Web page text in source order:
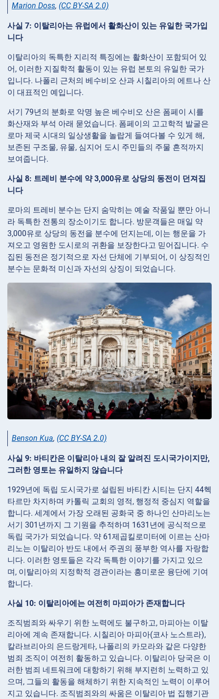
Marion Doss, (CC BY-SA 2.0)
사실 7: 이탈리아는 유럽에서 활화산이 있는 유일한 국가입
니다
이탈리아의 독특한 지리적 특징에는 활화산이 포함되어 있
어, 이러한 지질학적 활동이 있는 유럽 본토의 유일한 국가
입니다. 나폴리 근처의 베수비오 산과 시칠리아의 에트나 산
이 대표적인 예입니다.
서기 79년의 분화로 악명 높은 베수비오 산은 폼페이 시를
화산재와 부석 아래 묻었습니다. 폼페이의 고고학적 발굴은
로마 제국 시대의 일상생활을 놀랍게 들여다볼 수 있게 해,
보존된 구조물, 유물, 심지어 도시 주민들의 주물 흔적까지
보여줍니다.
사실 8: 트레비 분수에 약 3,000유로 상당의 동전이 던져집
니다
로마의 트레비 분수는 단지 숨막히는 예술 작품일 뿐만 아니
라 독특한 전통의 장소이기도 합니다. 방문객들은 매일 약
3,000유로 상당의 동전을 분수에 던지는데, 이는 행운을 가
져오고 영원한 도시로의 귀환을 보장한다고 믿어집니다. 수
집된 동전은 정기적으로 자선 단체에 기부되어, 이 상징적인
분수는 문화적 미신과 자선의 상징이 되었습니다.
Benson Kua, (CC BY-SA 2.0)
사실 9: 바티칸은 이탈리아 내의 잘 알려진 도시국가이지만,
그러한 영토는 유일하지 않습니다
1929년에 독립 도시국가로 설립된 바티칸 시티는 단지 44헥
타르만 차지하며 카톨릭 교회의 영적, 행정적 중심지 역할을
합니다. 세계에서 가장 오래된 공화국 중 하나인 산마리노는
서기 301년까지 그 기원을 추적하며 1631년에 공식적으로
독립 국가가 되었습니다. 약 61제곱킬로미터에 이르는 산마
리노는 이탈리아 반도 내에서 주권의 풍부한 역사를 자랑합
니다. 이러한 영토들은 각각 독특한 이야기를 가지고 있으
며, 이탈리아의 지정학적 경관이라는 흥미로운 융단에 기여
합니다.
사실 10: 이탈리아에는 여전히 마피아가 존재합니다
조직범죄와 싸우기 위한 노력에도 불구하고, 마피아는 이탈
리아에 계속 존재합니다. 시칠리아 마피아(코사 노스트라),
칼라브리아의 은드랑게타, 나폴리의 카모라와 같은 다양한
범죄 조직이 여전히 활동하고 있습니다. 이탈리아 당국은 이
러한 범죄 네트워크에 대항하기 위해 부지런히 노력하고 있
으며, 그들의 활동을 해체하기 위한 지속적인 노력이 이루어
지고 있습니다. 조직범죄와의 싸움은 이탈리아 법 집행기관